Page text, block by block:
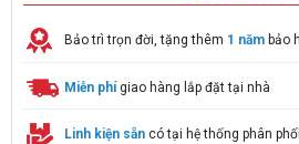
Bảo trì trọn đời, tặng thêm 1 năm bảo
Miễn phígiao hàng lắp đặt tại nhà
Linh kiện sẵn có tại hệ thống phân